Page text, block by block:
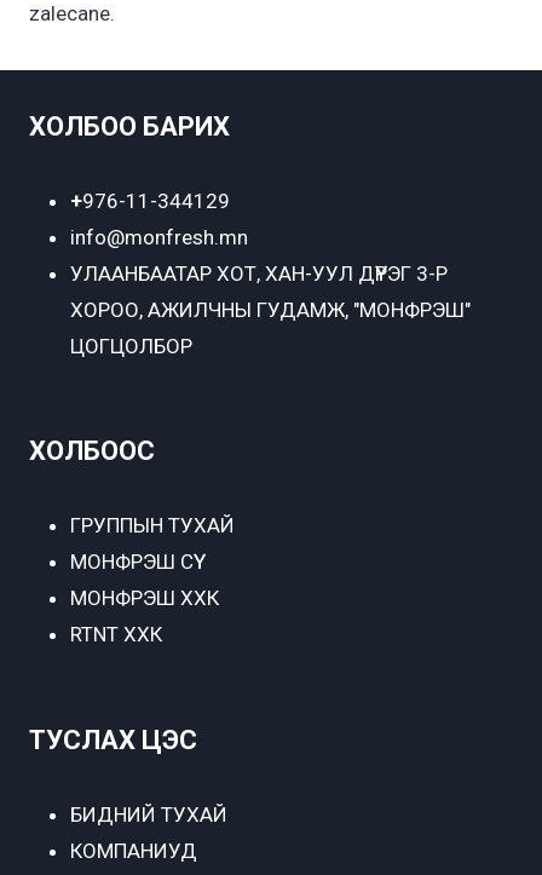
zalecane.
ХОЛБОО БАРИХ
+976-11-344129
info@monfresh.mn
УЛААНБААТАР ХОТ, ХАН-УУЛ ДҮҮРЭГ 3-Р
ХОРОО, АЖИЛЧНЫ ГУДАМЖ, "МОНФРЭШ"
ЦОГЦОЛБОР
ХОЛБООС
ГРУППЫН ТУХАЙ
МОНФРЭШ СҮҮ
МОНФРЭШ ХХК
RTNT ХХК
ТУСЛАХ ЦЭС
БИДНИЙ ТУХАЙ
КОМПАНИУД